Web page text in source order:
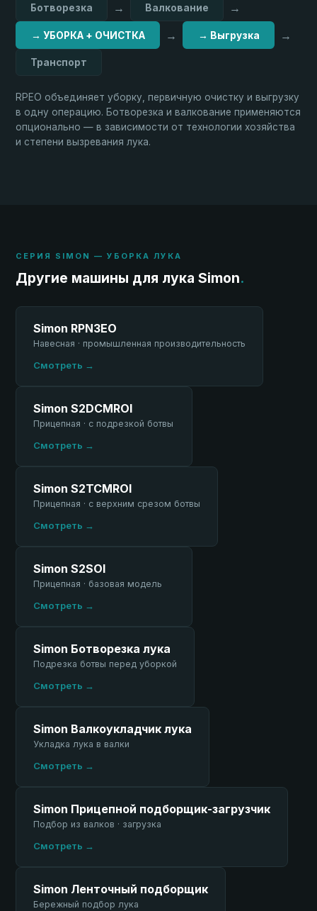
Ботворезка → Валкование →
→ УБОРКА + ОЧИСТКА → → Выгрузка →
Транспорт
RPEO объединяет уборку, первичную очистку и выгрузку
в одну операцию. Ботворезка и валкование применяются
опционально — в зависимости от технологии хозяйства
и степени вызревания лука.
СЕРИЯ SIMON — УБОРКА ЛУКА
Другие машины для лука Simon.
Simon RPN3EO
Навесная · промышленная производительность
Смотреть →
Simon S2DCMROI
Прицепная · с подрезкой ботвы
Смотреть →
Simon S2TCMROI
Прицепная · с верхним срезом ботвы
Смотреть →
Simon S2SOI
Прицепная · базовая модель
Смотреть →
Simon Ботворезка лука
Подрезка ботвы перед уборкой
Смотреть →
Simon Валкоукладчик лука
Укладка лука в валки
Смотреть →
Simon Прицепной подборщик-загрузчик
Подбор из валков · загрузка
Смотреть →
Simon Ленточный подборщик
Бережный подбор лука